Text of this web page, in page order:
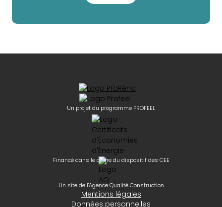
Un projet du programme PROFEEL
Financé dans le cadre du dispositif des CEE
Un site de l'Agence Qualité Construction
Mentions légales
Données personnelles